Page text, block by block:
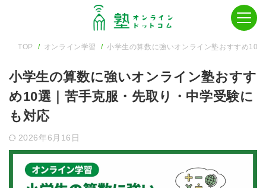
TOP オンライン学習 小学生の算数に強いオンライン塾おすすめ10
小学生の算数に強いオンライン塾おすす
め10選｜苦手克服・先取り・中学受験に
も対応
2026年6月16日